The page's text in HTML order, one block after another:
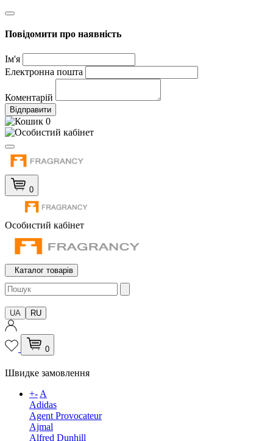
Повідомити про наявність
Ім'я
Електронна пошта
Коментарій
Відправити
0
0
Особистий кабінет
Каталог товарів
UA RU
0
Швидке замовлення
+-A
Adidas
Agent Provocateur
Ajmal
Alfred Dunhill